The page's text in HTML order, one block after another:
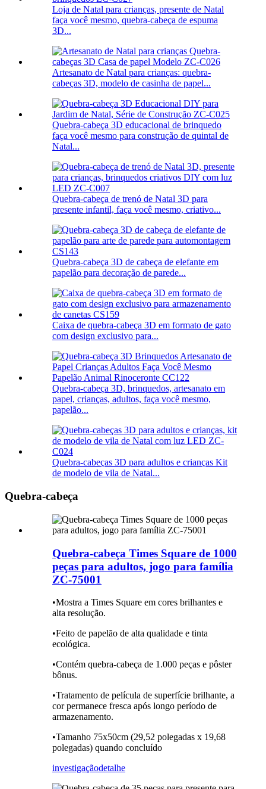
Loja de Natal para crianças, presente de Natal
faça você mesmo, quebra-cabeça de espuma
3D...
Artesanato de Natal para crianças: quebra-
cabeças 3D, modelo de casinha de papel...
Quebra-cabeça 3D educacional de brinquedo
faça você mesmo para construção de quintal de
Natal...
Quebra-cabeça de trenó de Natal 3D para
presente infantil, faça você mesmo, criativo...
Quebra-cabeça 3D de cabeça de elefante em
papelão para decoração de parede...
Caixa de quebra-cabeça 3D em formato de gato
com design exclusivo para...
Quebra-cabeça 3D, brinquedos, artesanato em
papel, crianças, adultos, faça você mesmo,
papelão...
Quebra-cabeças 3D para adultos e crianças Kit
de modelo de vila de Natal...
Quebra-cabeça
Quebra-cabeça Times Square de 1000
peças para adultos, jogo para família
ZC-75001
•Mostra a Times Square em cores brilhantes e
alta resolução.
•Feito de papelão de alta qualidade e tinta
ecológica.
•Contém quebra-cabeça de 1.000 peças e pôster
bônus.
•Tratamento de película de superfície brilhante, a
cor permanece fresca após longo período de
armazenamento.
•Tamanho 75x50cm (29,52 polegadas x 19,68
polegadas) quando concluído
investigaçãodetalhe